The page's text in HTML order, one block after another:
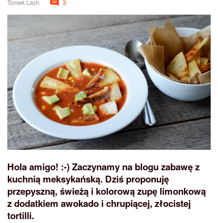
Tomek Lach 3
Hola amigo! :-) Zaczynamy na blogu zabawę z
kuchnią meksykańską. Dziś proponuję
przepyszną, świeżą i kolorową zupę limonkową
z dodatkiem awokado i chrupiącej, złocistej
tortilli.